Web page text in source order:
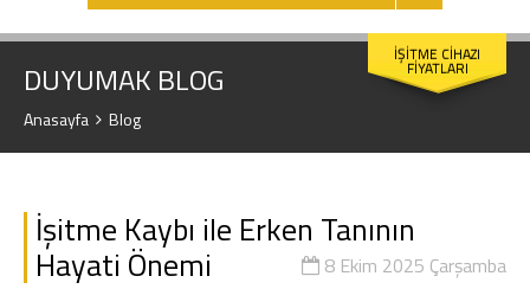
İŞİTME CİHAZI
FİYATLARI
DUYUMAK BLOG
Anasayfa Blog
İşitme Kaybı ile Erken Tanının
Hayati Önemi
8 Ekim 2025 Çarşamba